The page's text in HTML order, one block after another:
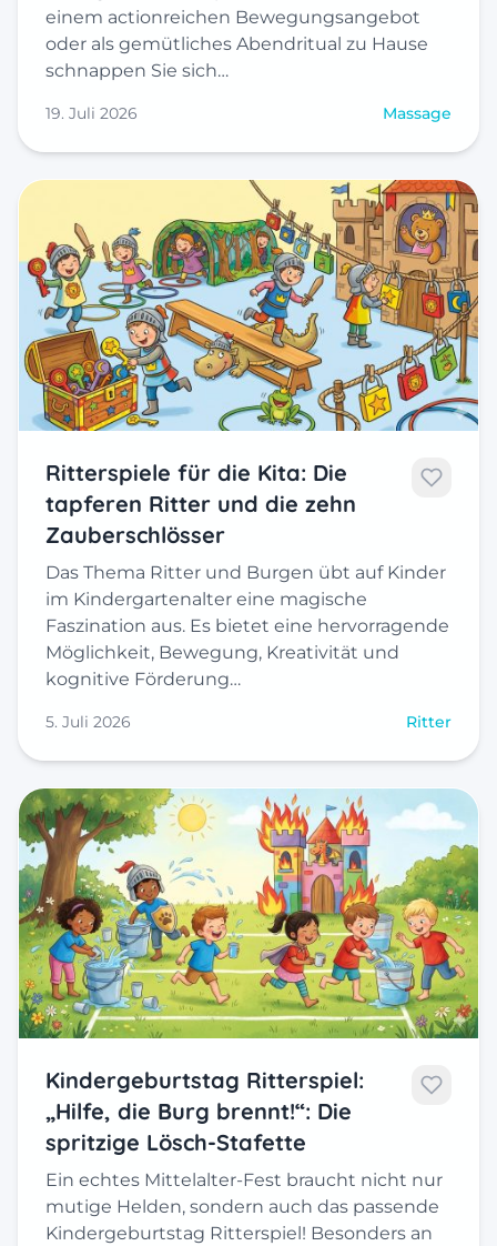
einem actionreichen Bewegungsangebot
oder als gemütliches Abendritual zu Hause
schnappen Sie sich…
19. Juli 2026 Massage
Ritterspiele für die Kita: Die
tapferen Ritter und die zehn
Zauberschlösser
Das Thema Ritter und Burgen übt auf Kinder
im Kindergartenalter eine magische
Faszination aus. Es bietet eine hervorragende
Möglichkeit, Bewegung, Kreativität und
kognitive Förderung…
5. Juli 2026 Ritter
Kindergeburtstag Ritterspiel:
„Hilfe, die Burg brennt!“: Die
spritzige Lösch-Stafette
Ein echtes Mittelalter-Fest braucht nicht nur
mutige Helden, sondern auch das passende
Kindergeburtstag Ritterspiel! Besonders an